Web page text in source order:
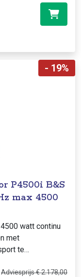
- 19%
P4500i B&S
watt continu
met
Adviesprijs € 2.178,00